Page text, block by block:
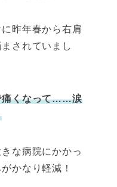
昨年春から右肩
されていまし
痛くなって……涙
な病院にかかっ
かなり軽減！